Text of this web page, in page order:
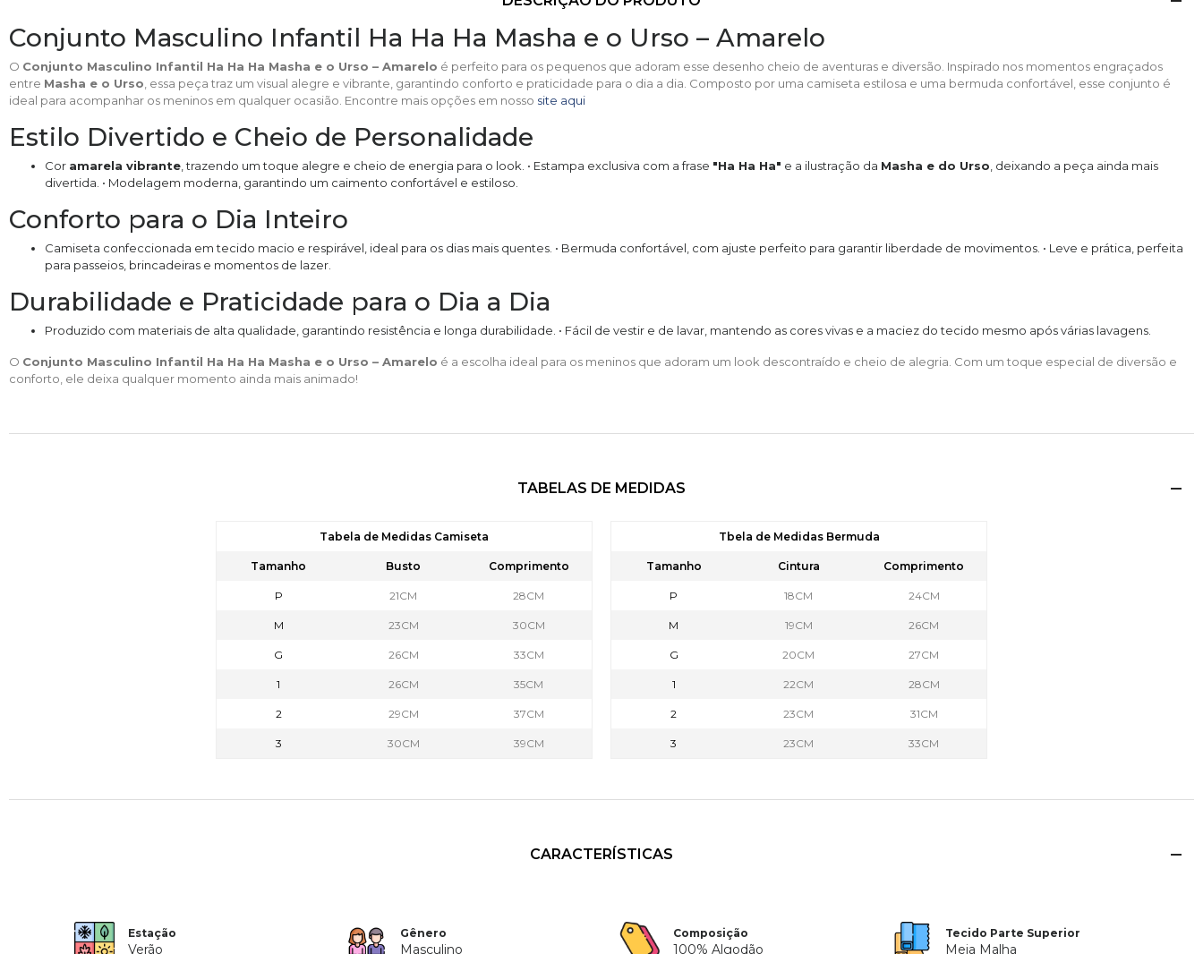
Conjunto Masculino Infantil Ha Ha Ha Masha e o Urso – Amarelo
O Conjunto Masculino Infantil Ha Ha Ha Masha e o Urso – Amarelo é perfeito para os pequenos que adoram esse desenho cheio de aventuras e diversão. Inspirado nos momentos engraçados
entre Masha e o Urso, essa peça traz um visual alegre e vibrante, garantindo conforto e praticidade para o dia a dia. Composto por uma camiseta estilosa e uma bermuda confortável, esse conjunto é
ideal para acompanhar os meninos em qualquer ocasião. Encontre mais opções em nosso site aqui
Estilo Divertido e Cheio de Personalidade
Cor amarela vibrante, trazendo um toque alegre e cheio de energia para o look. • Estampa exclusiva com a frase "Ha Ha Ha" e a ilustração da Masha e do Urso, deixando a peça ainda mais
divertida. • Modelagem moderna, garantindo um caimento confortável e estiloso.
Conforto para o Dia Inteiro
Camiseta confeccionada em tecido macio e respirável, ideal para os dias mais quentes. • Bermuda confortável, com ajuste perfeito para garantir liberdade de movimentos. • Leve e prática, perfeita
para passeios, brincadeiras e momentos de lazer.
Durabilidade e Praticidade para o Dia a Dia
Produzido com materiais de alta qualidade, garantindo resistência e longa durabilidade. • Fácil de vestir e de lavar, mantendo as cores vivas e a maciez do tecido mesmo após várias lavagens.
O Conjunto Masculino Infantil Ha Ha Ha Masha e o Urso – Amarelo é a escolha ideal para os meninos que adoram um look descontraído e cheio de alegria. Com um toque especial de diversão e
conforto, ele deixa qualquer momento ainda mais animado!
TABELAS DE MEDIDAS
Tabela de Medidas Camiseta
Tamanho Busto Comprimento
P 21CM 28CM
M 23CM 30CM
G 26CM 33CM
1 26CM 35CM
2 29CM 37CM
3 30CM 39CM
Tbela de Medidas Bermuda
Tamanho Cintura Comprimento
P 18CM 24CM
M 19CM 26CM
G 20CM 27CM
1 22CM 28CM
2 23CM 31CM
3 23CM 33CM
CARACTERÍSTICAS
Estação
Verão
Gênero
Masculino
Composição
100% Algodão
Tecido Parte Superior
Meia Malha